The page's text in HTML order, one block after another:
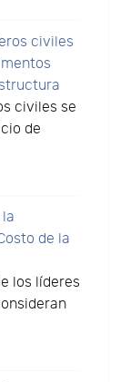
civiles
civiles se
de
de la
los líderes